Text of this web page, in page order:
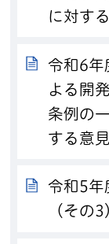
に対す
令和6年
よる開
条例の
する意
令和5年
（その3